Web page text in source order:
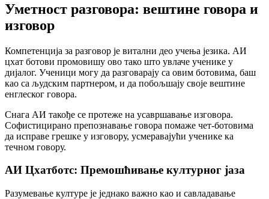
Уметност разговора: вештине говора и
изговор
Компетенција за разговор је витални део учења језика. АИ
цхат ботови промовишу ово тако што увлаче ученике у
дијалог. Ученици могу да разговарају са овим ботовима, баш
као са људским партнером, и да побољшају своје вештине
енглеског говора.
Снага АИ такође се протеже на усавршавање изговора.
Софистицирано препознавање говора помаже чет-ботовима
да исправе грешке у изговору, усмеравајући ученике ка
течном говору.
АИ Цхатботс: Премошћивање културног јаза
Разумевање културе је једнако важно као и савладавање